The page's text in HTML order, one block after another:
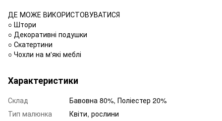
ДЕ МОЖЕ ВИКОРИСТОВУВАТИСЯ
○ Штори
○ Декоративні подушки
○ Скатертини
○ Чохли на м'які меблі
Характеристики
Склад
Бавовна 80%, Поліестер 20%
Тип малюнка
Квіти, рослини